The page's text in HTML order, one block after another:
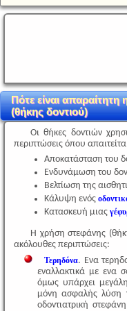
Πότε είναι
(θήκης δοντιού)
Οι θήκες δοντιών
περιπτώσεις όπου
Αποκατάσταση του
Ενδυνάμωση του
Βελτίωση της
Κάλυψη ενός
Κατασκευή μιας
Η χρήση στεφάνης
ακόλουθες περιπτώσεις:
Τερηδόνα. Ενα
εναλλακτικά με ενα
όμως υπάρχει
μόνη ασφαλής λύση
οδοντιατρική